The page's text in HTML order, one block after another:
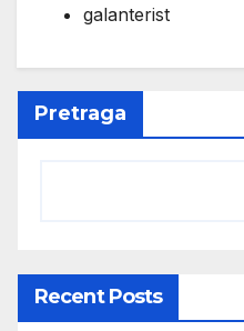
galanterist
Pretraga
Recent Posts